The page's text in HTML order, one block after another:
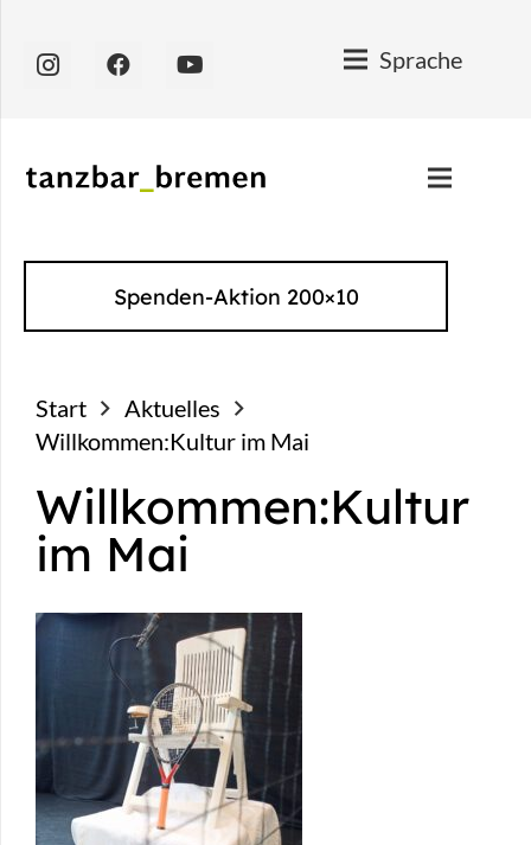
Sprache
Spenden-Aktion 200×10
Start
Aktuelles
Willkommen:Kultur im Mai
Willkommen:Kultur
im Mai